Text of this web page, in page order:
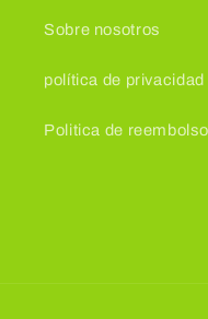
Sobre nosotros
política de privacidad
Politica de reembolso